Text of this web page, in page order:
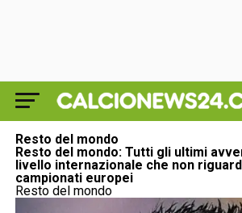
Resto del mondo
Resto del mondo: Tutti gli ultimi
livello internazionale che non
campionati europei
Resto del mondo